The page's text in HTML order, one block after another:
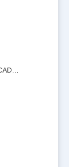
道路设计CAD图纸之道路标准横断面图CAD图纸